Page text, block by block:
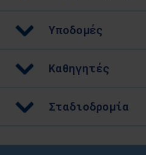
Υποδομές
Καθηγητές
Σταδιοδρομία